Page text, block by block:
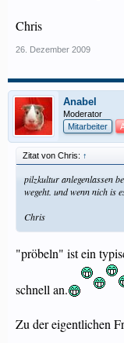
Chris
26. Dezember 2009
Anabel
Moderator
Mitarbeiter
Zitat von Chris: ↑
pilzkultur anlegenlassen
wegeht. und wenn nich is
Chris
"pröbeln" ist ein
schnell an.
Zu der eigentlichen